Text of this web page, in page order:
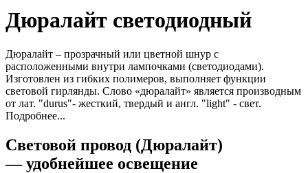
Дюралайт светодиодный
Дюралайт – прозрачный или цветной шнур с
расположенными внутри лампочками (светодиодами).
Изготовлен из гибких полимеров, выполняет функции
световой гирлянды. Слово «дюралайт» является производным
от лат. "durus"- жесткий, твердый и англ. "light" - свет.
Подробнее...
Световой провод (Дюралайт)
— удобнейшее освещение